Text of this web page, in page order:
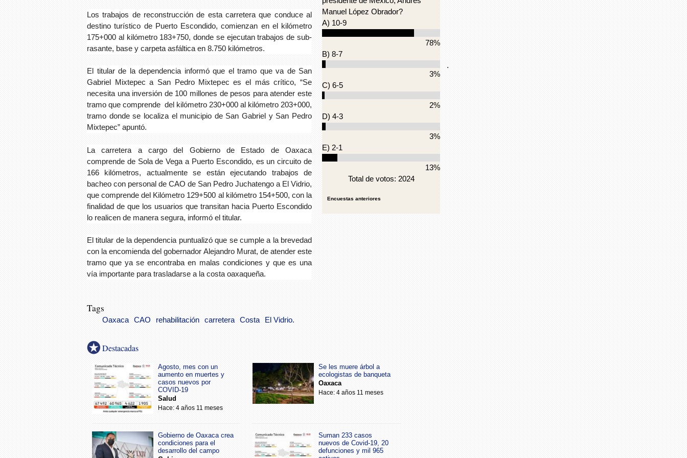
Los trabajos de reconstrucción de esta carretera que conduce al
destino turístico de Puerto Escondido, comienzan en el kilómetro
175+000 al kilómetro 183+750, donde se ejecutan trabajos de sub-
rasante, base y carpeta asfáltica en 8.750 kilómetros.
El titular de la dependencia informó que el tramo que va de San
Gabriel Mixtepec a San Pedro Mixtepec es el más crítico, “Se
necesita una inversión de 100 millones de pesos para atender este
tramo que comprende del kilómetro 230+000 al kilómetro 203+000,
tramo donde se localiza el municipio de San Gabriel y San Pedro
Mixtepec” apuntó.
La carretera a cargo del Gobierno de Estado de Oaxaca
comprende de Sola de Vega a Puerto Escondido, es un circuito de
166 kilómetros, actualmente se están ejecutando trabajos de
bacheo con personal de CAO de San Pedro Juchatengo a El Vidrio,
que comprende del Kilómetro 129+500 al kilómetro 154+500, con la
finalidad de que los usuarios que transitan hacia Puerto Escondido
lo realicen de manera segura, informó el titular.
El titular de la dependencia puntualizó que se cumple a la brevedad
con la encomienda del gobernador Alejandro Murat, de atender este
tramo que ya se encontraba en malas condiciones y que es una
vía importante para trasladarse a la costa oaxaqueña.
Manuel López Obrador?
A) 10-9
78%
B) 8-7
3%
C) 6-5
2%
D) 4-3
3%
E) 2-1
13%
Total de votos: 2024
Encuestas anteriores
Tags
Oaxaca CAO rehabilitación carretera Costa El Vidrio.
Destacadas
Agosto, mes con un
aumento en muertes y
casos nuevos por
COVID-19
Salud
Hace: 4 años 11 meses
Se les muere árbol a
ecologistas de banqueta
Oaxaca
Hace: 4 años 11 meses
Gobierno de Oaxaca crea
condiciones para el
desarrollo del campo
Suman 233 casos
nuevos de Covid-19, 20
defunciones y mil 965
.